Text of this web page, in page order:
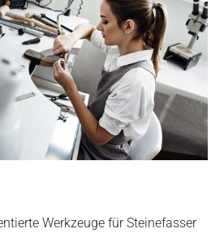
Werkzeuge für Steinefasser